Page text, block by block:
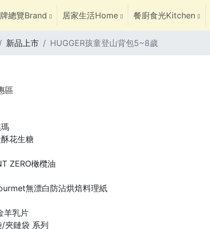
總覽Brand 居家生活Home 餐廚食光Kitchen
新品上市 HUGGER孩童登山背包5~8歲
區
花生糖
ZERO橄欖油
無漂白防沾烘焙料理紙
羊乳片
夾鏈袋 系列